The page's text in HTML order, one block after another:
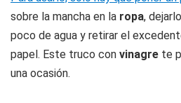
sobre la mancha en la ropa,
poco de agua y retirar el
papel. Este truco con vinagre te
una ocasión.